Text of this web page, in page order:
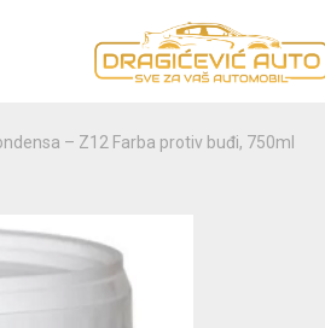
– Z12 Farba protiv buđi, 750ml